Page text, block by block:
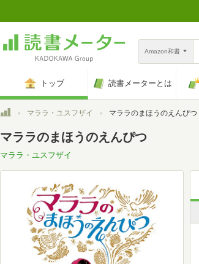
Amazon和書
トップ 読書メーターとは
トップマララ・ユスフザイ マララのまほうのえんぴつ
マララのまほうのえんぴつ
マララ・ユスフザイ